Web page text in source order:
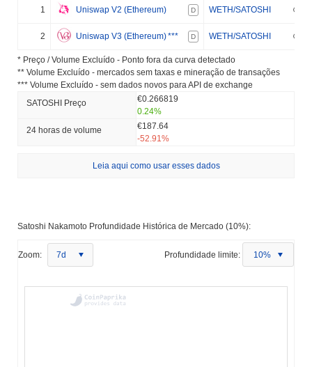
1 Uniswap V2 (Ethereum) D WETH/SATOSHI
2 Uniswap V3 (Ethereum)*** D WETH/SATOSHI
* Preço / Volume Excluído - Ponto fora da curva detectado
** Volume Excluído - mercados sem taxas e mineração de transações
*** Volume Excluído - sem dados novos para API de exchange
SATOSHI Preço
€0.266819
0.24%
24 horas de volume
€187.64
-52.91%
Leia aqui como usar esses dados
Satoshi Nakamoto Profundidade Histórica de Mercado (10%):
Zoom: 7d Profundidade limite: 10%